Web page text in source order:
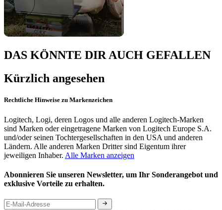
DAS KÖNNTE DIR AUCH GEFALLEN
Kürzlich angesehen
Rechtliche Hinweise zu Markenzeichen
Logitech, Logi, deren Logos und alle anderen Logitech-Marken
sind Marken oder eingetragene Marken von Logitech Europe S.A.
und/oder seinen Tochtergesellschaften in den USA und anderen
Ländern. Alle anderen Marken Dritter sind Eigentum ihrer
jeweiligen Inhaber. Alle Marken anzeigen
Abonnieren Sie unseren Newsletter, um Ihr Sonderangebot und
exklusive Vorteile zu erhalten.